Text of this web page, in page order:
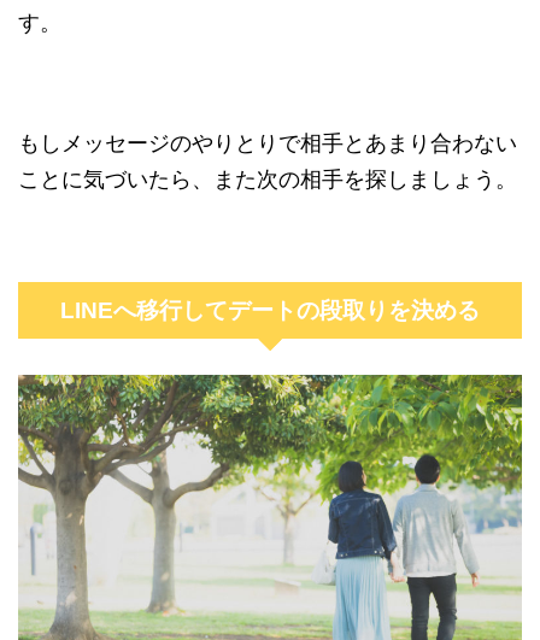
す。
もしメッセージのやりとりで相手とあまり合わない
ことに気づいたら、また次の相手を探しましょう。
LINEへ移行してデートの段取りを決める